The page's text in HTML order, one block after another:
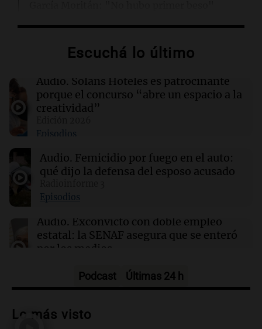
Quiniela matutina: conocé los números
14:51 Mundo
James Harden evita antecedentes penales tras
14:49 Sociedad
Mensajes revelan complicidad en el escándalo
del fentanilo adulterado en Argentina
Escuchá lo último
Audio. Solans Hoteles es patrocinante
porque el concurso “abre un espacio a la
creatividad”
Episodios
Audio. Femicidio por fuego en el auto:
qué dijo la defensa del esposo acusado
Episodios
Audio. Exconvicto con doble empleo
estatal: la SENAF asegura que se enteró
por los medios
Caputo | Por Sergio Suppo
Podcast Últimas 24 h
Lo más visto